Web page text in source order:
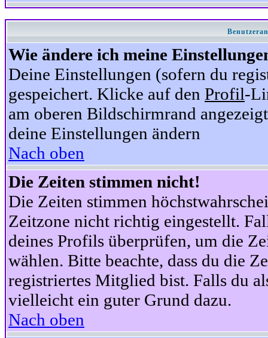
Wie ändere ich meine
Deine Einstellungen (sofern du
gespeichert. Klicke auf den Profil-
am oberen Bildschirmrand
deine Einstellungen ändern
Nach oben
Die Zeiten stimmen nicht!
Die Zeiten stimmen
Zeitzone nicht richtig eingestellt.
deines Profils überprüfen, um die
wählen. Bitte beachte, dass du die
registriertes Mitglied bist. Falls du
vielleicht ein guter Grund dazu.
Nach oben